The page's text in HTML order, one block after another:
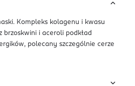
Kompleks kolagenu i kwasu
i aceroli podkład
polecany szczególnie cerze